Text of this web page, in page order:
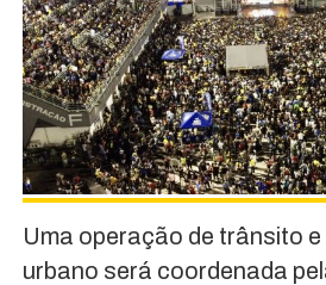
Uma operação de trânsito
urbano será coordenada